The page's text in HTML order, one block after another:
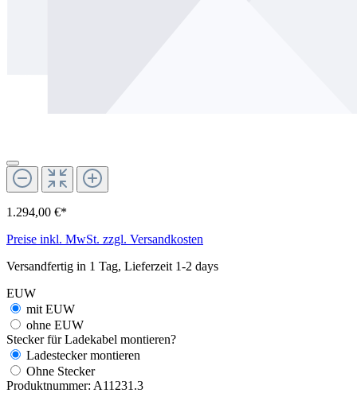
1.294,00 €*
Preise inkl. MwSt. zzgl. Versandkosten
Versandfertig in 1 Tag, Lieferzeit 1-2 days
EUW
mit EUW
ohne EUW
Stecker für Ladekabel montieren?
Ladestecker montieren
Ohne Stecker
Produktnummer: A11231.3